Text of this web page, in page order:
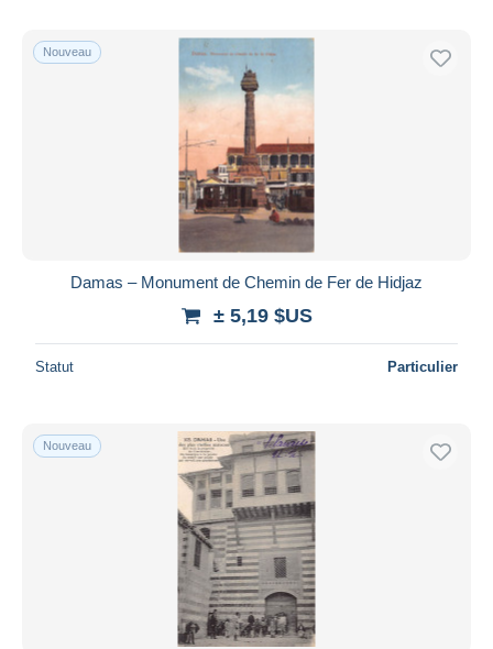
Nouveau
Damas – Monument de Chemin de Fer de Hidjaz
± 5,19 $US
Statut Particulier
Nouveau